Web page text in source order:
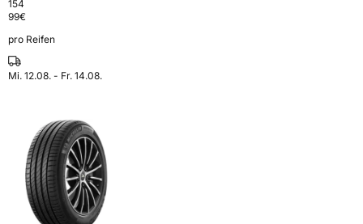
154
99€
pro Reifen
Mi. 12.08. - Fr. 14.08.